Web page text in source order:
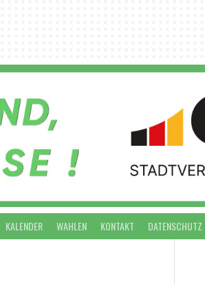
KALENDER WAHLEN KONTAKT DATENSCHUTZ